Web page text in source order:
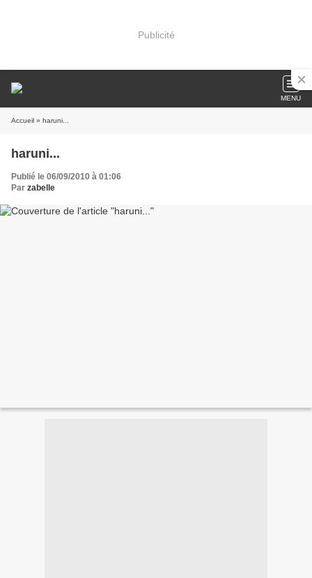
Publicité
MENU
Accueil » haruni...
haruni...
Publié le 06/09/2010 à 01:06
Par zabelle